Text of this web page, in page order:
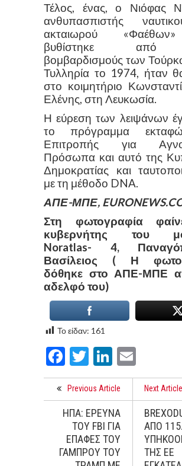
Τέλος, ένας, ο Νιόφας
ανθυπασπιστής
ακταιωρού
βυθίστηκε από
βομβαρδισμούς των
Τυλληρία το 1974, ήταν
στο κοιμητήριο
Ελένης, στη Λευκωσία.
Η εύρεση των λειψάνων
το πρόγραμμα
Επιτροπής για
Πρόσωπα και αυτό της
Δημοκρατίας και
με τη μέθοδο DNA.
ΑΠΕ-ΜΠΕ,
Στη φωτογραφία
κυβερνήτης του
Noratlas- 4,
Βασίλειος ( Η
δόθηκε στο ΑΠΕ-ΜΠΕ
αδελφό του)
Το είδαν: 161
Facebook
TwitterLinkedIn
Previous Article
ΗΠΑ: ΕΡΕΥΝΑ
ΤΟΥ FBI ΓΙΑ
ΕΠΑΦΕΣ ΤΟΥ
ΓΑΜΠΡΟΥ ΤΟΥ
Next Article
ΑΠΟ
ΤΗΣ ΕΕ